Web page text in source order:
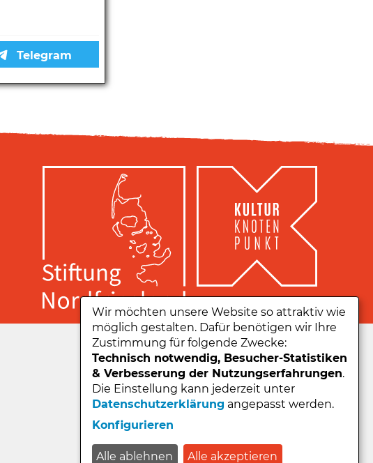
Zu unserer App:
Wir möchten unsere Website so attraktiv wie
möglich gestalten. Dafür benötigen wir Ihre
Zustimmung für folgende Zwecke:
Technisch notwendig, Besucher-Statistiken
& Verbesserung der Nutzungserfahrungen.
Die Einstellung kann jederzeit unter
Datenschutzerklärung angepasst werden.
Konfigurieren
Alle ablehnen Alle akzeptieren